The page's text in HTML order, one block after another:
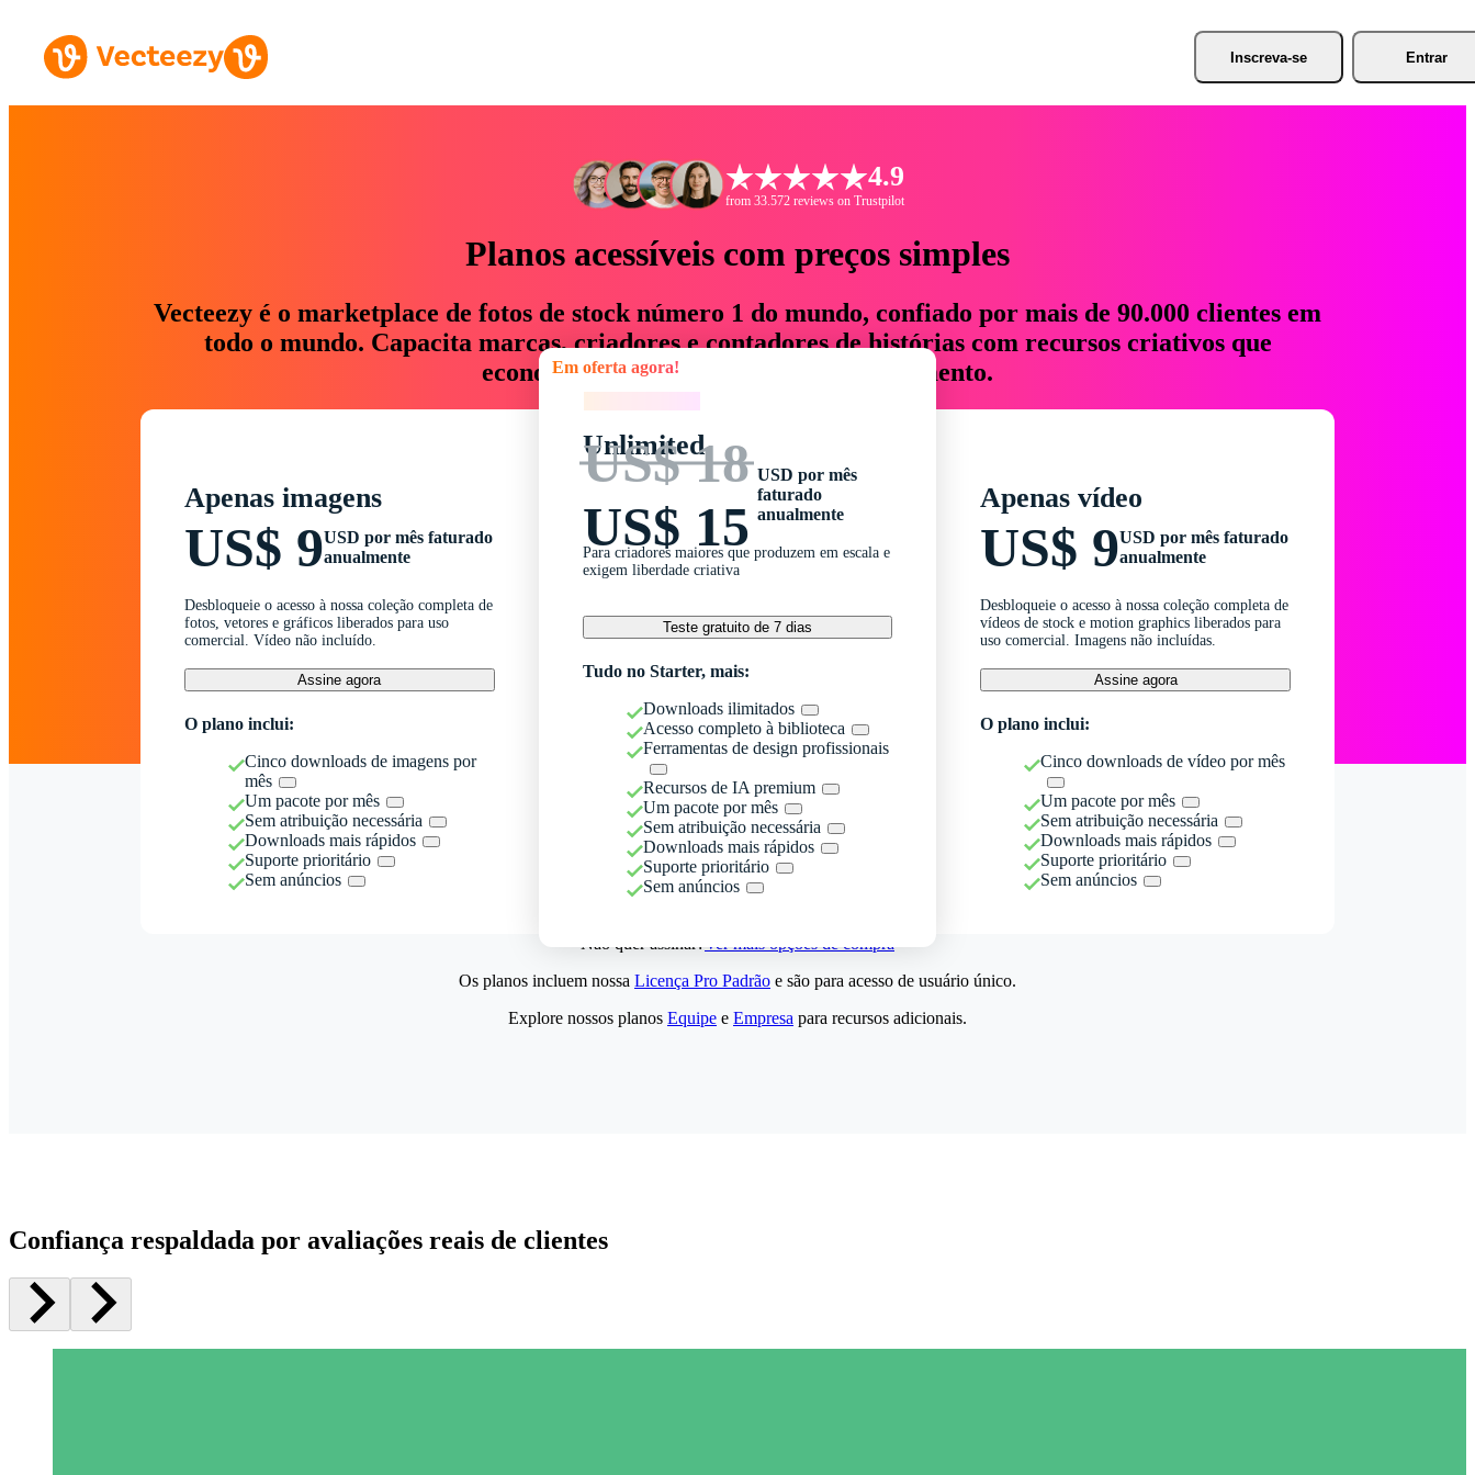
Inscreva-se Entrar
4.9
from 33.572 reviews on Trustpilot
Planos acessíveis com preços simples
Vecteezy é o marketplace de fotos de stock número 1 do mundo, confiado por mais de 90.000 clientes em
todo o mundo. Capacita marcas, criadores e contadores de histórias com recursos criativos que
economizam até 76% em tempo e orçamento.
Apenas imagens
US$ 9USD por mês faturado
anualmente
Desbloqueie o acesso à nossa coleção completa de
fotos, vetores e gráficos liberados para uso
comercial. Vídeo não incluído.
Assine agora
O plano inclui:
Cinco downloads de imagens por
mês
Um pacote por mês
Sem atribuição necessária
Downloads mais rápidos
Suporte prioritário
Sem anúncios
Em oferta agora!
Unlimited
US$ 18
US$ 15
USD por mês
faturado
anualmente
Para criadores maiores que produzem em escala e
exigem liberdade criativa
Teste gratuito de 7 dias
Tudo no Starter, mais:
Downloads ilimitados
Acesso completo à biblioteca
Ferramentas de design profissionais
Recursos de IA premium
Um pacote por mês
Sem atribuição necessária
Downloads mais rápidos
Suporte prioritário
Sem anúncios
Apenas vídeo
US$ 9USD por mês faturado
anualmente
Desbloqueie o acesso à nossa coleção completa de
vídeos de stock e motion graphics liberados para
uso comercial. Imagens não incluídas.
Assine agora
O plano inclui:
Cinco downloads de vídeo por mês
Um pacote por mês
Sem atribuição necessária
Downloads mais rápidos
Suporte prioritário
Sem anúncios
Não quer assinar?Ver mais opções de compra
Os planos incluem nossa Licença Pro Padrão e são para acesso de usuário único.
Explore nossos planos Equipe e Empresa para recursos adicionais.
Confiança respaldada por avaliações reais de clientes